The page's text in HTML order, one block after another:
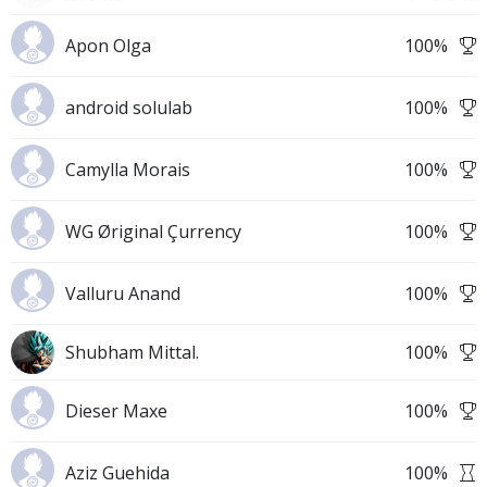
Apon Olga 100%
android solulab 100%
Camylla Morais 100%
WG Øriginal Çurrency 100%
Valluru Anand 100%
Shubham Mittal. 100%
Dieser Maxe 100%
Aziz Guehida 100%